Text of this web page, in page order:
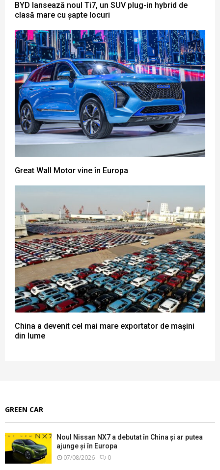
BYD lansează noul Ti7, un SUV plug-in hybrid de
clasă mare cu șapte locuri
Great Wall Motor vine în Europa
China a devenit cel mai mare exportator de mașini
din lume
GREEN CAR
Noul Nissan NX7 a debutat în China și ar putea
ajunge și în Europa
07/08/2026 0